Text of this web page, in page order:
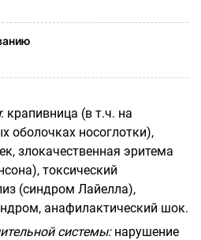
: крапивница (в т.ч. на
оболочках носоглотки),
злокачественная эритема
токсический
(синдром Лайелла),
анафилактический шок.
системы: нарушение